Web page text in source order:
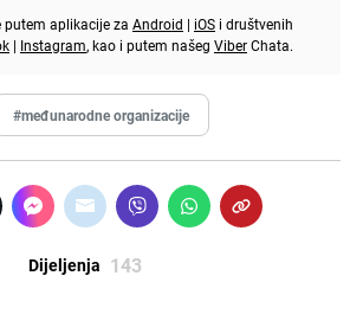
putem aplikacije za Android | iOS i društvenih
| Instagram, kao i putem našeg ViberChata.
#međunarodne organizacije
Dijeljenja 143